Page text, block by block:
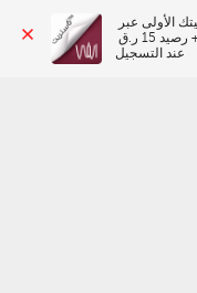
عند التسجيل